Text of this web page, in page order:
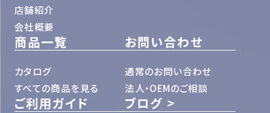
店舗紹介
会社概要
商品一覧
カタログ
すべての商品を見る
お問い合わせ
通常のお問い合わせ
法人・OEMのご相談
ご利用ガイド
ブログ